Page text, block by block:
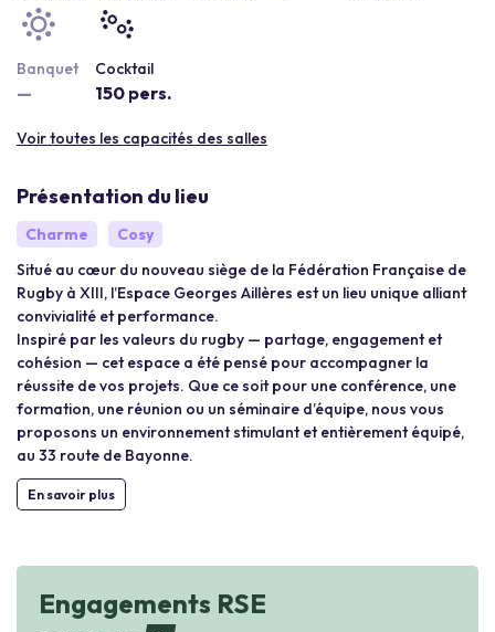
Banquet
—
Cocktail
150 pers.
Voir toutes les capacités des salles
Présentation du lieu
Charme
Cosy
Situé au cœur du nouveau siège de la Fédération Française de
Rugby à XIII, l’Espace Georges Aillères est un lieu unique alliant
convivialité et performance.
Inspiré par les valeurs du rugby — partage, engagement et
cohésion — cet espace a été pensé pour accompagner la
réussite de vos projets. Que ce soit pour une conférence, une
formation, une réunion ou un séminaire d’équipe, nous vous
proposons un environnement stimulant et entièrement équipé,
au 33 route de Bayonne.
En savoir plus
Engagements RSE